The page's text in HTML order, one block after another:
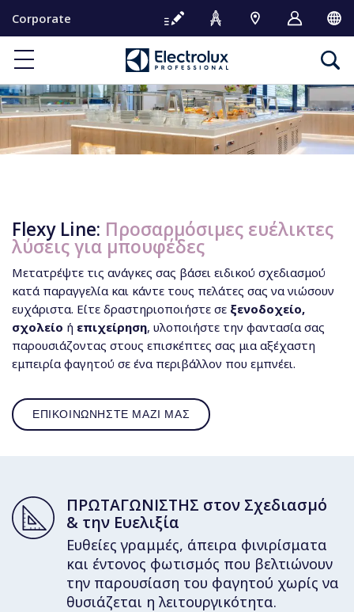
t
o
c
n
Corporate
Flexy Line: Προσαρμόσιμες ευέλικτες
λύσεις για μπουφέδες
Μετατρέψτε τις ανάγκες σας βάσει ειδικού σχεδιασμού
κατά παραγγελία και κάντε τους πελάτες σας να νιώσουν
ευχάριστα. Είτε δραστηριοποιήστε σε ξενοδοχείο,
σχολείο ή επιχείρηση, υλοποιήστε την φαντασία σας
παρουσιάζοντας στους επισκέπτες σας μια αξέχαστη
εμπειρία φαγητού σε ένα περιβάλλον που εμπνέει.
ΕΠΙΚΟΙΝΩΝΗΣΤΕ ΜΑΖΙ ΜΑΣ
ΠΡΩΤΑΓΩΝΙΣΤΗΣ στον Σχεδιασμό
& την Ευελιξία
Ευθείες γραμμές, άπειρα φινιρίσματα
και έντονος φωτισμός που βελτιώνουν
την παρουσίαση του φαγητού χωρίς να
θυσιάζεται η λειτουργικότητα.